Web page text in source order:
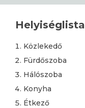
Helyiséglista
Közlekedő
Fürdőszoba
Hálószoba
Konyha
Étkező